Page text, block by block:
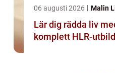
06 augusti 2026 Malin
Lär dig rädda liv
komplett HLR-